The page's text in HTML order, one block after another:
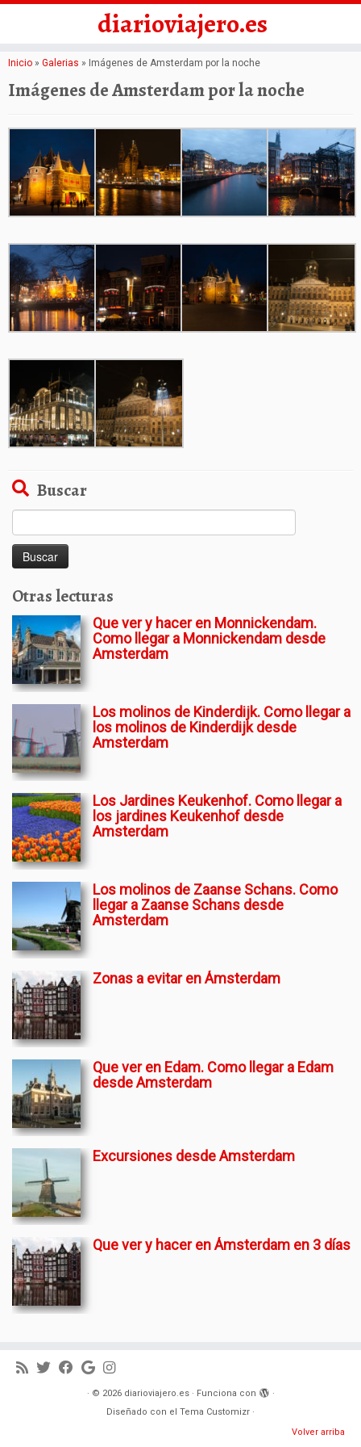
Saltar
al
contenido
diarioviajero.es
Inicio » Galerias » Imágenes de Amsterdam por la noche
Imágenes de Amsterdam por la noche
Buscar
Otras lecturas
Que ver y hacer en Monnickendam.
Como llegar a Monnickendam desde
Amsterdam
Los molinos de Kinderdijk. Como llegar a
los molinos de Kinderdijk desde
Amsterdam
Los Jardines Keukenhof. Como llegar a
los jardines Keukenhof desde
Amsterdam
Los molinos de Zaanse Schans. Como
llegar a Zaanse Schans desde
Amsterdam
Zonas a evitar en Ámsterdam
Que ver en Edam. Como llegar a Edam
desde Amsterdam
Excursiones desde Amsterdam
Que ver y hacer en Ámsterdam en 3 días
· © 2026 diarioviajero.es· Funciona con
·
Diseñado con el Tema Customizr ·
Volver arriba